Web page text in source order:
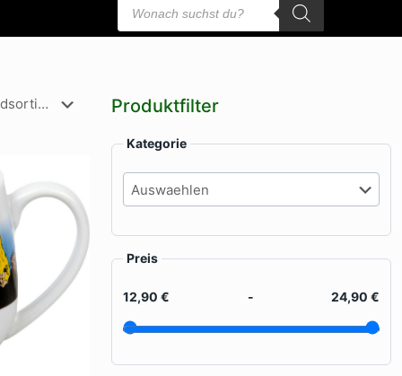
search
Produktfilter
Kategorie
Preis
12,90 € - 24,90 €